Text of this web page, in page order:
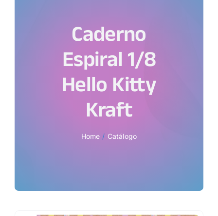
Caderno
Espiral 1/8
Hello Kitty
Kraft
Home Catálogo